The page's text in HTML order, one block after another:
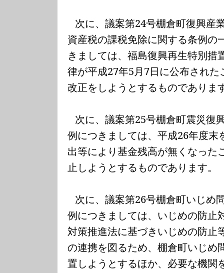
次に、議案第24号棚倉町復興産
資産税の課税免除に関する条例の
きましては、福島復興再生特別措
律が平成27年5月7日に公布され
改正をしようとするものでありま
次に、議案第25号棚倉町震災復
例につきましては、平成26年度末
出等により基金残高が無くなった
止しようとするものであります。
次に、議案第26号棚倉町いじめ
例につきましては、いじめの防止
対策推進法に基づきいじめの防止
の連携を図るため、棚倉町いじめ
置しようとするほか、必要な機関